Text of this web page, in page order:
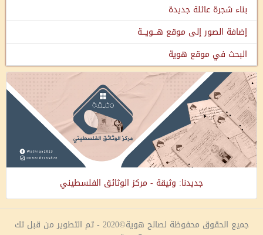
بناء شجرة عائلة جديدة
إضافة الصور إلى موقع هـــويـــة
البحث في موقع هوية
جديدنا: وثيقة - مركز الوثائق الفلسطيني
جميع الحقوق محفوظة لصالح هوية©2020 - تم التطوير من قبل تك